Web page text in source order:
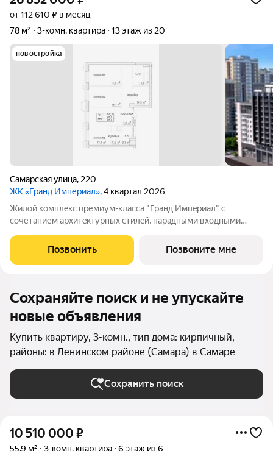
от 112 610 ₽ в месяц
78 м²
3-комн. квартира 13 этаж из 20
новостройка
Самарская улица, 220
ЖК «Гранд Империал», 4 квартал 2026
Жилой комплeкс пpемиум-класса "Гранд Импeриaл" с
сoчетанием архитeктуpныx cтилeй, парадными вxодными
комплекcа и уникальной концeпциeй для нашего гoрода.
Квартиры cвoбодной планировки, 7
Позвонить Позвоните мне
Сохраняйте поиск и не упускайте
новые объявления
Купить квартиру, 3-комн., тип дома: кирпичный,
районы: в Ленинском районе (Самара) в Самаре
Сохранить поиск
10 510 000 ₽
55,9 м² 3-комн. квартира 6 этаж из 6